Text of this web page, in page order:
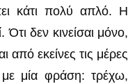
κάτι πολύ απλό. Η
Ότι δεν κινείσαι μόνο,
από εκείνες τις μέρες
μία φράση: τρέχω,